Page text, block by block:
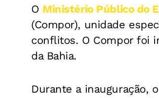
O Ministério Público do
(Compor), unidade
conflitos. O Compor foi
da Bahia.
Durante a inauguração,